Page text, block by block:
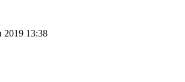
2019 13:38